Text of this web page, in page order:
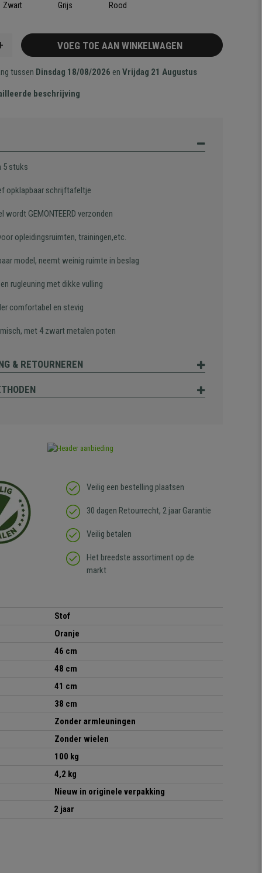
Zwart Grijs Rood
VOEG TOE AAN WINKELWAGEN
tussen Dinsdag 18/08/2026 enVrijdag 21 Augustus
beschrijving
5 stuks
opklapbaar schrijftafeltje
wordt GEMONTEERD verzonden
opleidingsruimten, trainingen,etc.
model, neemt weinig ruimte in beslag
rugleuning met dikke vulling
comfortabel en stevig
met 4 zwart metalen poten
& RETOURNEREN
Veilig een bestelling plaatsen
30 dagen Retourrecht, 2 jaar Garantie
Veilig betalen
Het breedste assortiment op de
markt
Stof
Oranje
46 cm
48 cm
41 cm
38 cm
Zonder armleuningen
Zonder wielen
100 kg
4,2 kg
Nieuw in originele verpakking
2 jaar